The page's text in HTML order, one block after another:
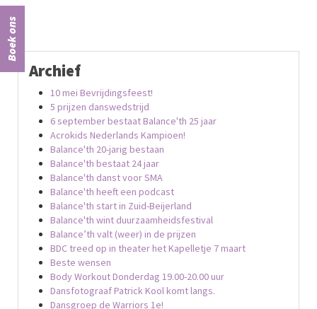
Boek ons
Archief
10 mei Bevrijdingsfeest!
5 prijzen danswedstrijd
6 september bestaat Balance'th 25 jaar
Acrokids Nederlands Kampioen!
Balance'th 20-jarig bestaan
Balance'th bestaat 24 jaar
Balance'th danst voor SMA
Balance'th heeft een podcast
Balance'th start in Zuid-Beijerland
Balance'th wint duurzaamheidsfestival
Balance’th valt (weer) in de prijzen
BDC treed op in theater het Kapelletje 7 maart
Beste wensen
Body Workout Donderdag 19.00-20.00 uur
Dansfotograaf Patrick Kool komt langs.
Dansgroep de Warriors 1e!